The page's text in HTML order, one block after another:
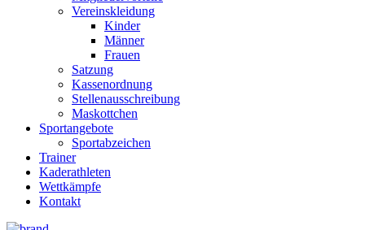
Vereinskleidung
Kinder
Männer
Frauen
Satzung
Kassenordnung
Stellenausschreibung
Maskottchen
Sportangebote
Sportabzeichen
Trainer
Kaderathleten
Wettkämpfe
Kontakt